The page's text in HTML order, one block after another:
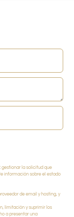
gestionar la solicitud que
información sobre el estado
de email y hosting, y
limitación y suprimir los
a presentar una